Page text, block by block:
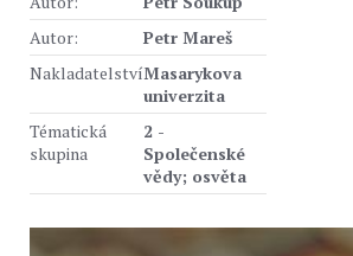
Autor:
Petr Mareš
NakladatelstvíMasarykova
univerzita
Tématická
skupina
2 -
Společenské
vědy; osvěta